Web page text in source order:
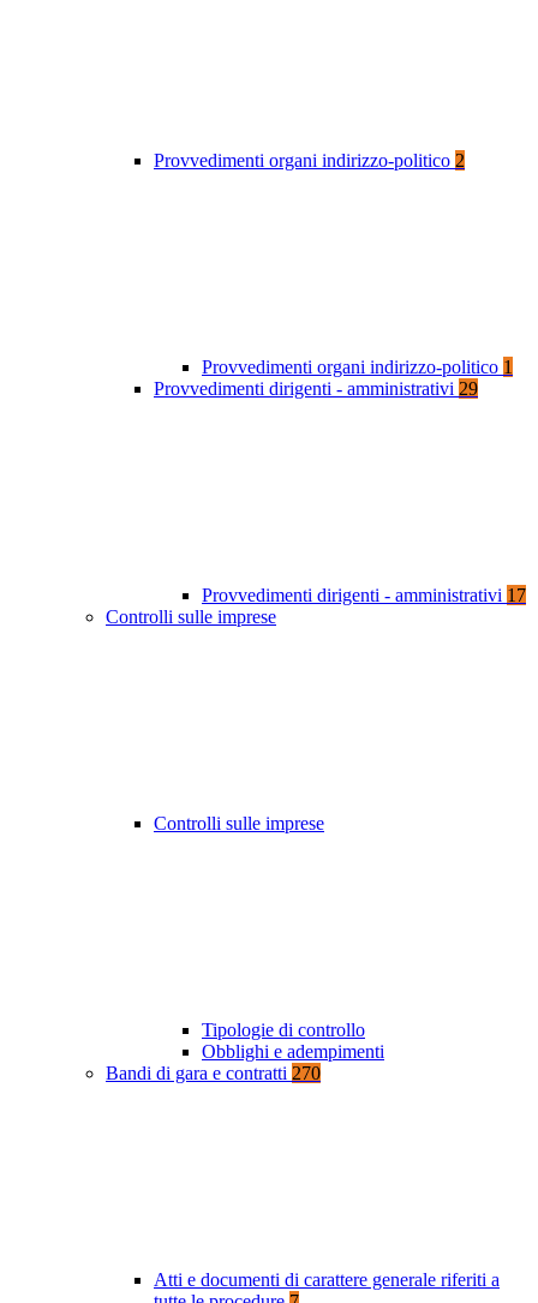
Provvedimenti organi indirizzo-politico 2
Provvedimenti organi indirizzo-politico 1
Provvedimenti dirigenti - amministrativi 29
Provvedimenti dirigenti - amministrativi 17
Controlli sulle imprese
Controlli sulle imprese
Tipologie di controllo
Obblighi e adempimenti
Bandi di gara e contratti 270
Atti e documenti di carattere generale riferiti a